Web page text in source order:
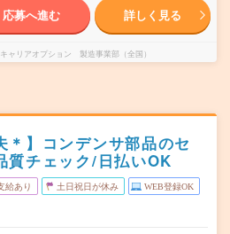
応募へ進む 詳しく見る
ャリアオプション 製造事業部（全国）
＊】コンデンサ部品のセ
質チェック/日払いOK
給あり 土日祝日が休み WEB登録OK